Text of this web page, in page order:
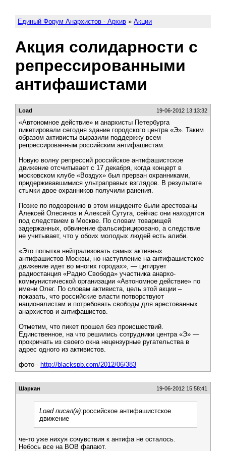
Единый Форум Анархистов - Архив » Акции
Акция солидарности с
репрессированными
антифашистами
Load 19-06-2012 13:13:32
«Автономное действие» и анархисты Петербурга
пикетировали сегодня здание городского центра «Э». Таким
образом активисты выразили поддержку всем
репрессированным российским антифашистам.
Новую волну репрессий российское антифашистское
движение отсчитывает с 17 декабря, когда концерт в
московском клубе «Воздух» был прерван охранниками,
придерживавшимися ультраправых взглядов. В результате
стычки двое охранников получили ранения.
Позже по подозрению в этом инциденте были арестованы
Алексей Олесинов и Алексей Сутуга, сейчас они находятся
под следствием в Москве. По словам товарищей
задержанных, обвинение фальсифицировано, а следствие
не учитывает, что у обоих молодых людей есть алиби.
«Это попытка нейтрализовать самых активных
антифашистов Москвы, но наступление на антифашистское
движение идет во многих городах», — цитирует
радиостанция «Радио Свобода» участника анархо-
коммунистической организации «Автономное действие» по
имени Олег. По словам активиста, цель этой акции –
показать, что российские власти потворствуют
националистам и потребовать свободы для арестованных
анархистов и антифашистов.
Отметим, что пикет прошел без происшествий.
Единственное, на что решились сотрудники центра «Э» —
прокричать из своего окна нецензурные ругательства в
адрес одного из активистов.
фото - http://blackspb.com/2012/06/383
Шаркан 19-06-2012 15:58:41
Load писал(а):российское антифашистское
движение
че-то уже нихуя сочувствия к антифа не осталось.
Небось все на ВОВ фапают.